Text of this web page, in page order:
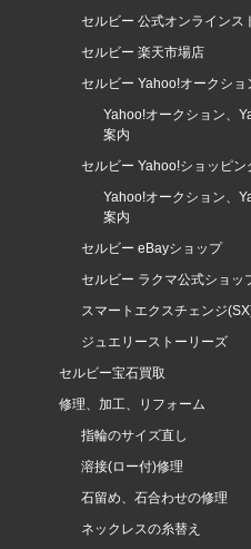
セルビー 公式オンラインス
セルビー 楽天市場店
セルビー Yahoo!オークショ
Yahoo!オークション、
案内
セルビー Yahoo!ショッピン
Yahoo!オークション、
案内
セルビー eBayショップ
セルビー ラクマ公式ショッ
スマートエクスチェンジ
ジュエリーストーリーズ
セルビー宝石買取
修理、加工、リフォーム
指輪のサイズ直し
溶接(ロー付)修理
石留め、石合わせの修理
ネックレスの糸替え